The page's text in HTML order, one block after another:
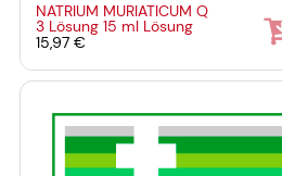
NATRIUM MURIATICUM Q
3 Lösung15 ml Lösung
15,97 €